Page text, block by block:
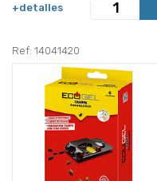
+detalles
Ref: 14041420